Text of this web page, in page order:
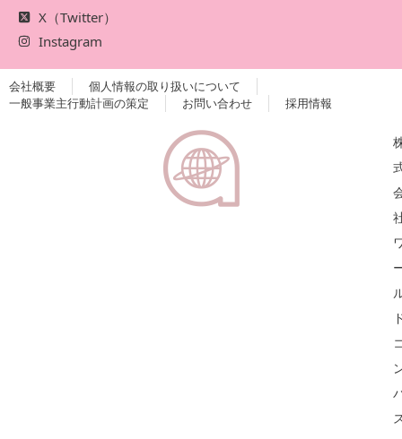
X（Twitter）
Instagram
会社概要
個人情報の取り扱いについて
一般事業主行動計画の策定
お問い合わせ 採用情報